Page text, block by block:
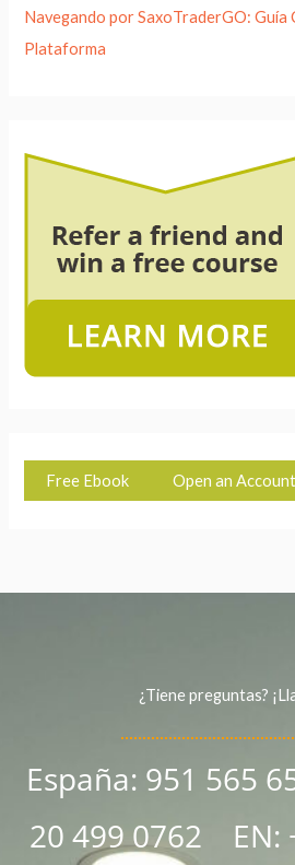
Navegando por SaxoTraderGO: Guía
Plataforma
Free Ebook Open an Account
¿Tiene preguntas?
España: 951 565
20 499 0762 EN: